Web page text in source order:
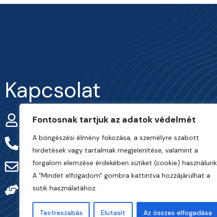
Fontosnak tartjuk az adatok védelmét
A böngészési élmény fokozása, a személyre szabott
hirdetések vagy tartalmak megjelenítése, valamint a
forgalom elemzése érdekében sütiket (cookie)
A "Mindet elfogadom" gombra kattintva hozzájárulhat a
sütik használatához.
Testreszabás Elutasít Az összes elfogadása
Kapcsolat
Smohay Márton
+36-30/916-73-08
info@frarternitas.hu
preciziosgazda.hu